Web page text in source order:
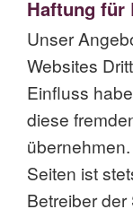
Haftung für
Unser
Websites
Einfluss
diese
Seiten ist
Betreiber